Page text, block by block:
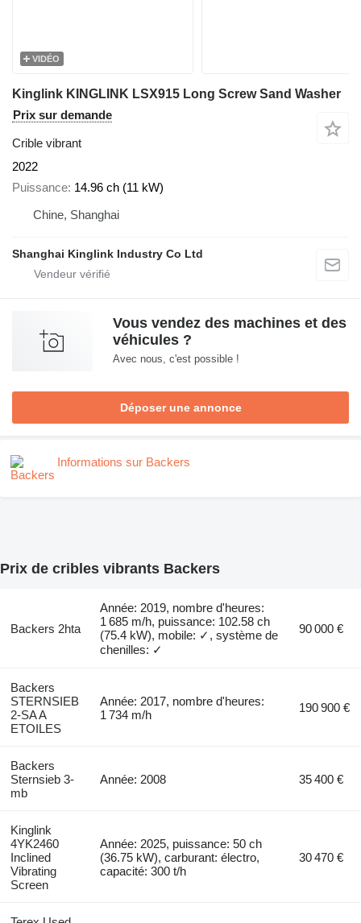
VIDÉO
Kinglink KINGLINK LSX915 Long Screw Sand Washer
Prix sur demande
Crible vibrant
2022
Puissance 14.96 ch (11 kW)
Chine, Shanghai
Shanghai Kinglink Industry Co Ltd
Vous vendez des machines et des
véhicules ?
Avec nous, c'est possible !
Déposer une annonce
Informations sur Backers
Prix de cribles vibrants Backers
Backers 2hta
Année: 2019, nombre d'heures:
1 685 m/h, puissance: 102.58 ch
(75.4 kW), mobile: ✓, système de
chenilles: ✓
90 000 €
Backers
STERNSIEB
2-SA A
ETOILES
Année: 2017, nombre d'heures:
1 734 m/h
190 900 €
Backers
Sternsieb 3-
mb
Année: 2008 35 400 €
Kinglink
4YK2460
Inclined
Vibrating
Screen
Année: 2025, puissance: 50 ch
(36.75 kW), carburant: électro,
capacité: 300 t/h
30 470 €